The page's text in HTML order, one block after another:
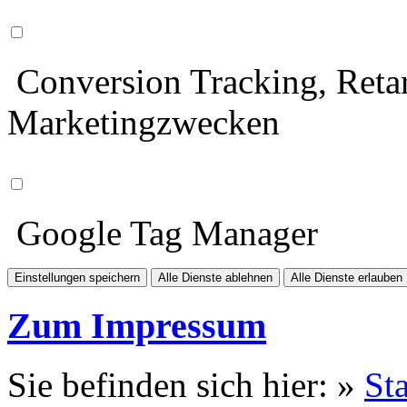
Conversion Tracking,
Marketingzwecken
Google Tag Manager
Einstellungen speichern Alle Dienste ablehnen Alle Dienste erlauben
Zum Impressum
Sie befinden sich hier: »